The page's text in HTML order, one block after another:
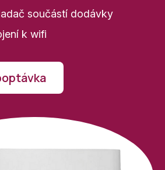
součástí dodávky
k wifi